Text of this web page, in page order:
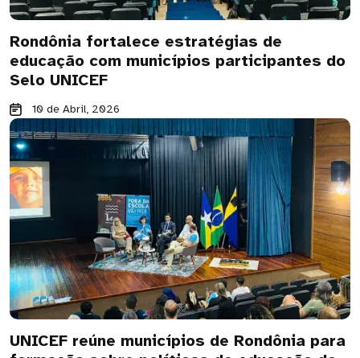
Rondônia fortalece estratégias de
educação com municípios participantes do
Selo UNICEF
10 de Abril, 2026
UNICEF reúne municípios de Rondônia para